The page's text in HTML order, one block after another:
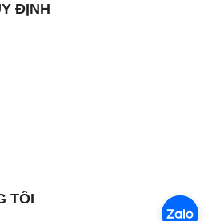
ĐỊNH
TÔI